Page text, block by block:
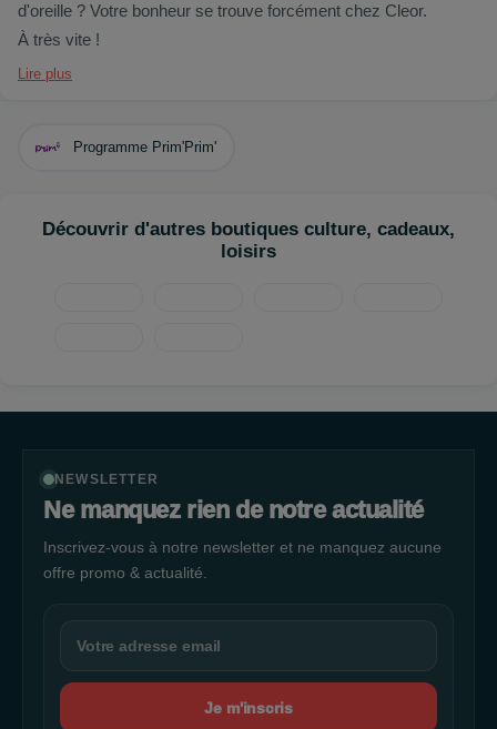
d'oreille ? Votre bonheur se trouve forcément chez Cleor.
À très vite !
Lire plus
Programme Prim'Prim'
Découvrir d'autres boutiques culture, cadeaux,
loisirs
NEWSLETTER
Ne manquez rien de notre actualité
Inscrivez-vous à notre newsletter et ne manquez aucune
offre promo & actualité.
Je m'inscris